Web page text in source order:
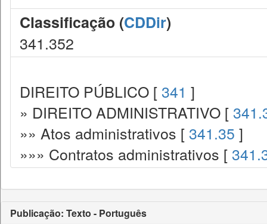
Classificação (CDDir)
341.352
DIREITO PÚBLICO [ 341 ]
» DIREITO ADMINISTRATIVO [
»» Atos administrativos [ 341.35 ]
»»» Contratos administrativos [
Publicação: Texto - Português